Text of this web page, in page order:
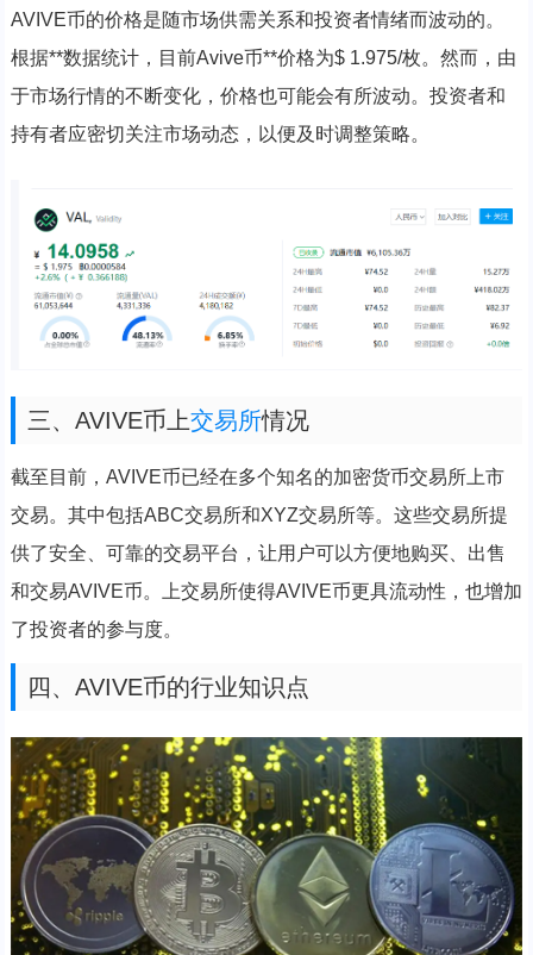
AVIVE币的价格是随市场供需关系和投资者情绪而波动的。
根据**数据统计，目前Avive币**价格为$ 1.975/枚。然而，由
于市场行情的不断变化，价格也可能会有所波动。投资者和
持有者应密切关注市场动态，以便及时调整策略。
三、AVIVE币上交易所情况
截至目前，AVIVE币已经在多个知名的加密货币交易所上市
交易。其中包括ABC交易所和XYZ交易所等。这些交易所提
供了安全、可靠的交易平台，让用户可以方便地购买、出售
和交易AVIVE币。上交易所使得AVIVE币更具流动性，也增加
了投资者的参与度。
四、AVIVE币的行业知识点